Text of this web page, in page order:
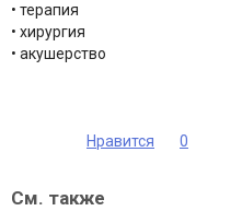
• терапия
• хирургия
• акушерство
Нравится 0
См. также